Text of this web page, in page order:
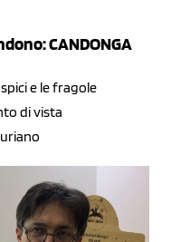
CANDONGA
e le fragole
di vista